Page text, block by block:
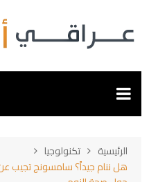
المحتوى
الرئيسية
تكنولوجيا
هل ننام جيداً؟ سامسونج تجيب